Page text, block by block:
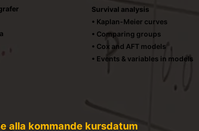
Survival analysis
• Kaplan-Meier curves
• Comparing groups
• Cox and AFT models
• Events & variables in models
alla kommande kursdatum